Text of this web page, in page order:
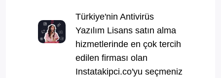
Türkiye'nin Antivirüs
Yazılım Lisans satın alma
hizmetlerinde en çok tercih
edilen firması olan
Instatakipci.co'yu seçmeniz